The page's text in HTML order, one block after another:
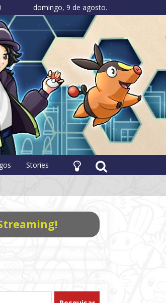
domingo, 9 de agosto.
Stories